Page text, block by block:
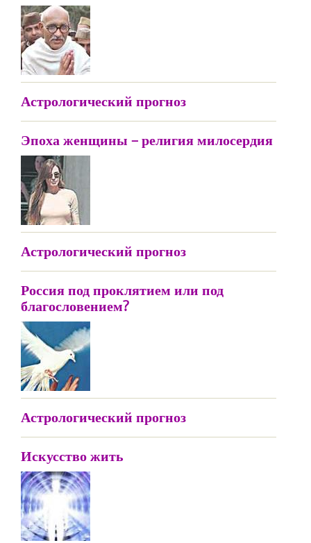
Астрологический прогноз
Эпоха женщины – религия милосердия
Астрологический прогноз
Россия под проклятием или под
благословением?
Астрологический прогноз
Искусство жить